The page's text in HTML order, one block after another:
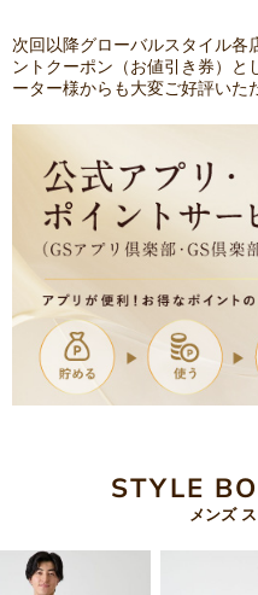
次回以降グローバルスタイル各
ントクーポン（お値引き券）
ーター様からも大変ご好評いた
STYLE
メンズ